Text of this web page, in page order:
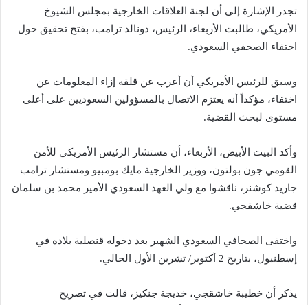
تجدر الإشارة إلى أن لجنة العلاقات الخارجية بمجلس الشيوخ
الأمريكي، طالبت الأربعاء، الرئيس، دونالد ترامب، بفتح تحقيق حول
اختفاء الصحفي السعودي.
وسبق للرئيس الأمريكي أن أعرب عن قلقه إزاء المعلومات عن
اختفاء، مؤكداً أنه يعتزم الاتصال بالمسؤولين السعوديين على أعلى
مستوى لبحث القضية.
وأكد البيت الأبيض، الأربعاء، أن مستشار الرئيس الأمريكي للأمن
القومي جون بولتون، ووزير الخارجية مايك بومبيو ومستشار ترامب
جاريد كوشنر، ناقشوا مع ولي العهد السعودي الأمير محمد بن سلمان
قضية خاشقجي.
واختفى الصحافي السعودي الشهير بعد دخوله قنصلية بلاده في
إسطنبول، بتاريخ 2 أكتوبر/ تشرين الأول الحالي.
يذكر أن خطيبة خاشقجي، خديجة جنكيز، قالت في تصريح